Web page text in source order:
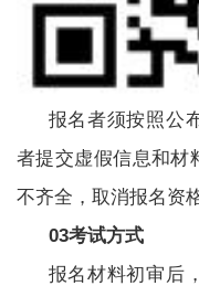
报名者须按照公
者提交虚假信息和材
不齐全，取消报名资
03考试方式
报名材料初审后